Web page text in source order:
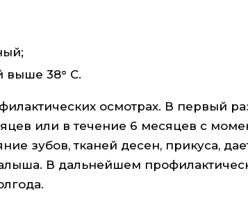
выше 38° C.
осмотрах. В первый
или в течение 6 месяцев с
зубов, тканей десен, прикуса,
В дальнейшем